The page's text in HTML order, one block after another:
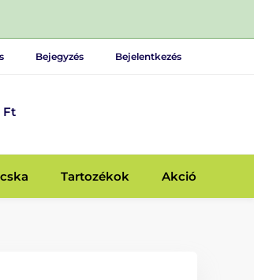
Bejegyzés Bejelentkezés
Ft
Tartozékok Akció